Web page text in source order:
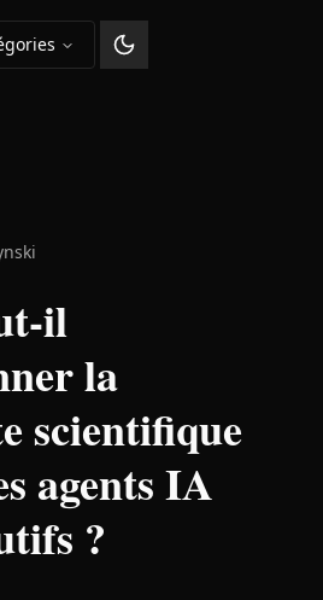
Changer le thème
il
la
scientifique
agents IA
?